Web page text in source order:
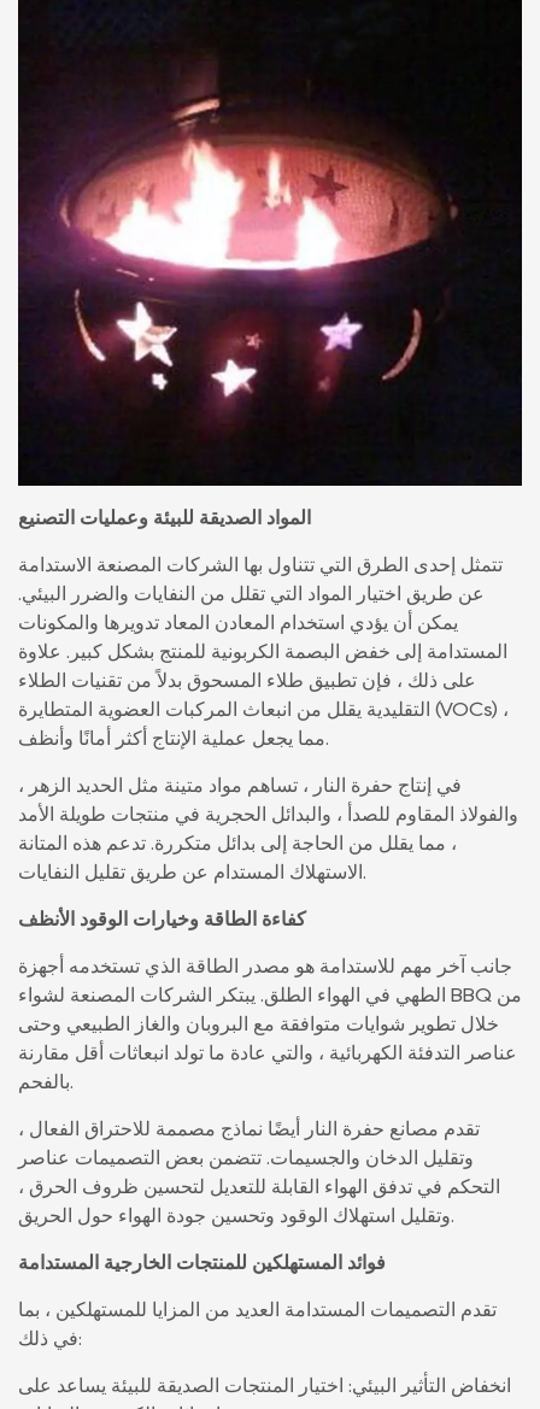
المواد الصديقة للبيئة وعمليات التصنيع
تتمثل إحدى الطرق التي تتناول بها الشركات المصنعة الاستدامة
عن طريق اختيار المواد التي تقلل من النفايات والضرر البيئي.
يمكن أن يؤدي استخدام المعادن المعاد تدويرها والمكونات
المستدامة إلى خفض البصمة الكربونية للمنتج بشكل كبير. علاوة
على ذلك ، فإن تطبيق طلاء المسحوق بدلاً من تقنيات الطلاء
التقليدية يقلل من انبعاث المركبات العضوية المتطايرة (VOCs) ،
مما يجعل عملية الإنتاج أكثر أمانًا وأنظف.
في إنتاج حفرة النار ، تساهم مواد متينة مثل الحديد الزهر ،
والفولاذ المقاوم للصدأ ، والبدائل الحجرية في منتجات طويلة الأمد
، مما يقلل من الحاجة إلى بدائل متكررة. تدعم هذه المتانة
الاستهلاك المستدام عن طريق تقليل النفايات.
كفاءة الطاقة وخيارات الوقود الأنظف
جانب آخر مهم للاستدامة هو مصدر الطاقة الذي تستخدمه أجهزة
الطهي في الهواء الطلق. يبتكر الشركات المصنعة لشواء BBQ من
خلال تطوير شوايات متوافقة مع البروبان والغاز الطبيعي وحتى
عناصر التدفئة الكهربائية ، والتي عادة ما تولد انبعاثات أقل مقارنة
بالفحم.
تقدم مصانع حفرة النار أيضًا نماذج مصممة للاحتراق الفعال ،
وتقليل الدخان والجسيمات. تتضمن بعض التصميمات عناصر
التحكم في تدفق الهواء القابلة للتعديل لتحسين ظروف الحرق ،
وتقليل استهلاك الوقود وتحسين جودة الهواء حول الحريق.
فوائد المستهلكين للمنتجات الخارجية المستدامة
تقدم التصميمات المستدامة العديد من المزايا للمستهلكين ، بما
في ذلك:
انخفاض التأثير البيئي: اختيار المنتجات الصديقة للبيئة يساعد على